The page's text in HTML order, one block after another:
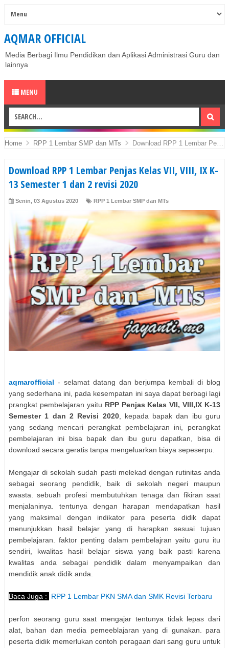
AQMAR OFFICIAL
Media Berbagi Ilmu Pendidikan dan Aplikasi Administrasi Guru dan
lainnya
MENU
Home RPP 1 Lembar SMP dan MTs Download RPP 1 Lembar Penjas Kelas VII, VIII, IX K-13 Semester 1 dan 2 revisi 2020
Download RPP 1 Lembar Penjas Kelas VII, VIII, IX K-
13 Semester 1 dan 2 revisi 2020
Senin, 03 Agustus 2020 RPP 1 Lembar SMP dan MTs
aqmarofficial - selamat datang dan berjumpa kembali di blog
yang sederhana ini, pada kesempatan ini saya dapat berbagi lagi
prangkat pembelajaran yaitu RPP Penjas Kelas VII, VIII,IX K-13
Semester 1 dan 2 Revisi 2020, kepada bapak dan ibu guru
yang sedang mencari perangkat pembelajaran ini, perangkat
pembelajaran ini bisa bapak dan ibu guru dapatkan, bisa di
download secara geratis tanpa mengeluarkan biaya sepeserpu.
Mengajar di sekolah sudah pasti melekad dengan rutinitas anda
sebagai seorang pendidik, baik di sekolah negeri maupun
swasta. sebuah profesi membutuhkan tenaga dan fikiran saat
menjalaninya. tentunya dengan harapan mendapatkan hasil
yang maksimal dengan indikator para peserta didik dapat
menunjukkan hasil belajar yang di harapkan sesuai tujuan
pembelajaran. faktor penting dalam pembelajran yaitu guru itu
sendiri, kwalitas hasil belajar siswa yang baik pasti karena
kwalitas anda sebagai pendidik dalam menyampaikan dan
mendidik anak didik anda.
Baca Juga : RPP 1 Lembar PKN SMA dan SMK Revisi Terbaru
perfon seorang guru saat mengajar tentunya tidak lepas dari
alat, bahan dan media pemeeblajaran yang di gunakan. para
peserta didik memerlukan contoh peragaan dari sang guru untuk